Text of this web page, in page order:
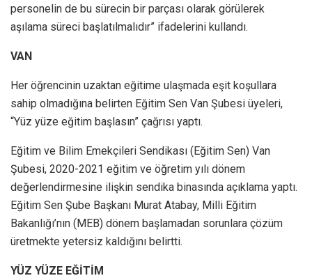
personelin de bu sürecin bir parçası olarak görülerek
aşılama süreci başlatılmalıdır” ifadelerini kullandı.
VAN
Her öğrencinin uzaktan eğitime ulaşmada eşit koşullara
sahip olmadığına belirten Eğitim Sen Van Şubesi üyeleri,
“Yüz yüze eğitim başlasın” çağrısı yaptı.
Eğitim ve Bilim Emekçileri Sendikası (Eğitim Sen) Van
Şubesi, 2020-2021 eğitim ve öğretim yılı dönem
değerlendirmesine ilişkin sendika binasında açıklama yaptı.
Eğitim Sen Şube Başkanı Murat Atabay, Milli Eğitim
Bakanlığı’nın (MEB) dönem başlamadan sorunlara çözüm
üretmekte yetersiz kaldığını belirtti.
YÜZ YÜZE EĞİTİM